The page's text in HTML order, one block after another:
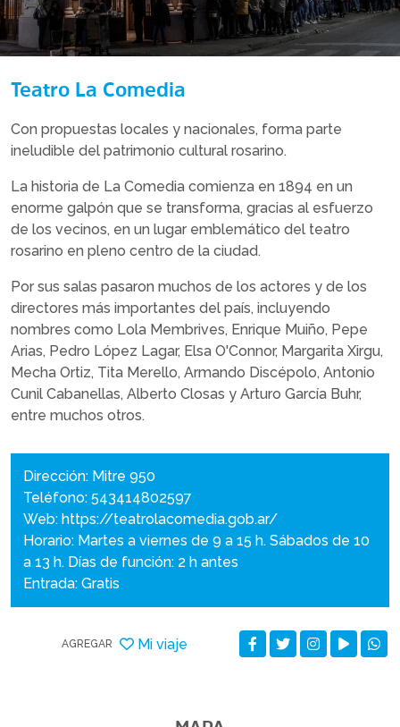
Teatro La Comedia
Con propuestas locales y nacionales, forma parte
ineludible del patrimonio cultural rosarino.
La historia de La Comedia comienza en 1894 en un
enorme galpón que se transforma, gracias al esfuerzo
de los vecinos, en un lugar emblemático del teatro
rosarino en pleno centro de la ciudad.
Por sus salas pasaron muchos de los actores y de los
directores más importantes del país, incluyendo
nombres como Lola Membrives, Enrique Muiño, Pepe
Arias, Pedro López Lagar, Elsa O'Connor, Margarita Xirgu,
Mecha Ortiz, Tita Merello, Armando Discépolo, Antonio
Cunil Cabanellas, Alberto Closas y Arturo García Buhr,
entre muchos otros.
Dirección: Mitre 950
Teléfono: 543414802597
Web: https://teatrolacomedia.gob.ar/
Horario: Martes a viernes de 9 a 15 h. Sábados de 10
a 13 h. Días de función: 2 h antes
Entrada: Gratis
AGREGAR Mi viaje